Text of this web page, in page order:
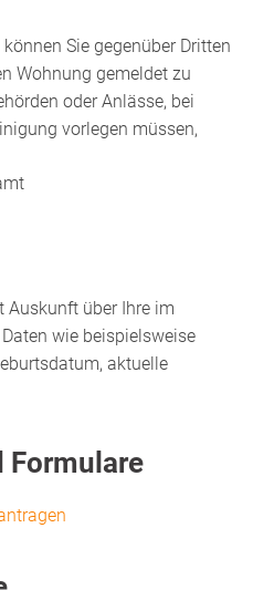
Sie gegenüber Dritten
Wohnung gemeldet zu
oder Anlässe, bei
vorlegen müssen,
Auskunft über Ihre im
wie beispielsweise
aktuelle
Formulare